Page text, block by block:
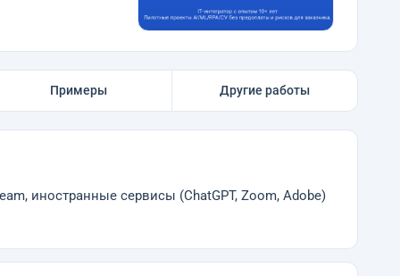
Примеры Другие работы
иностранные сервисы (ChatGPT, Zoom, Adobe)